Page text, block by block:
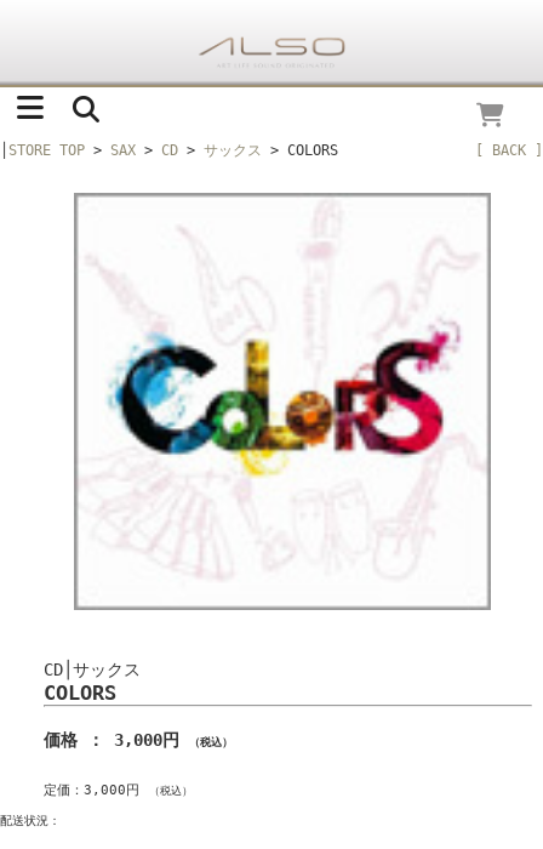
STORE TOP > SAX > CD > サックス > COLORS [ BACK ]
CD│サックス
COLORS
価格 ： 3,000円 （税込）
定価：3,000円 （税込）
配送状況：